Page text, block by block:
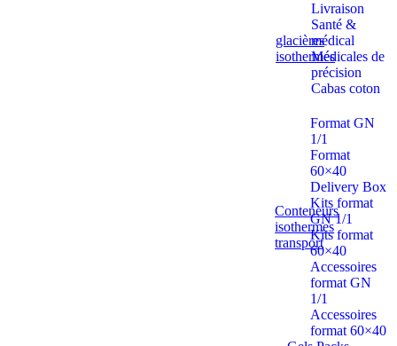
glacières
isothermes
Livraison
Santé &
médical
Médicales de
précision
Cabas coton
Conteneurs
isothermes
transport
Format GN
1/1
Format
60×40
Delivery Box
Kits format
GN 1/1
Kits format
60×40
Accessoires
format GN
1/1
Accessoires
format 60×40